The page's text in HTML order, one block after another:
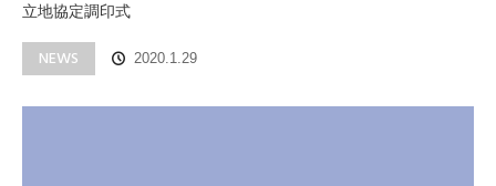
立地協定調印式
NEWS 2020.1.29